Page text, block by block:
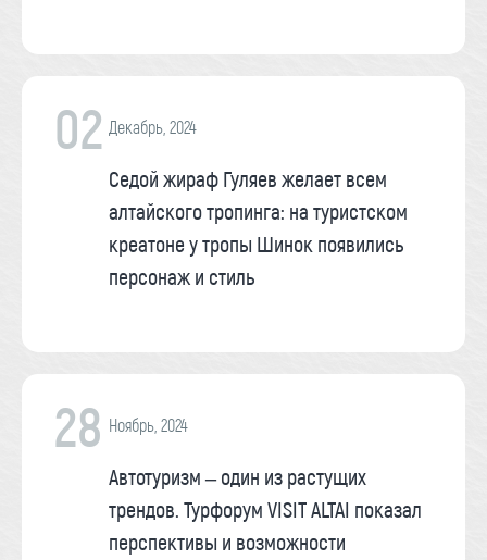
02 Декабрь, 2024
Седой жираф Гуляев желает всем
алтайского тропинга: на туристском
креатоне у тропы Шинок появились
персонаж и стиль
28 Ноябрь, 2024
Автотуризм – один из растущих
трендов. Турфорум VISIT ALTAI показал
перспективы и возможности